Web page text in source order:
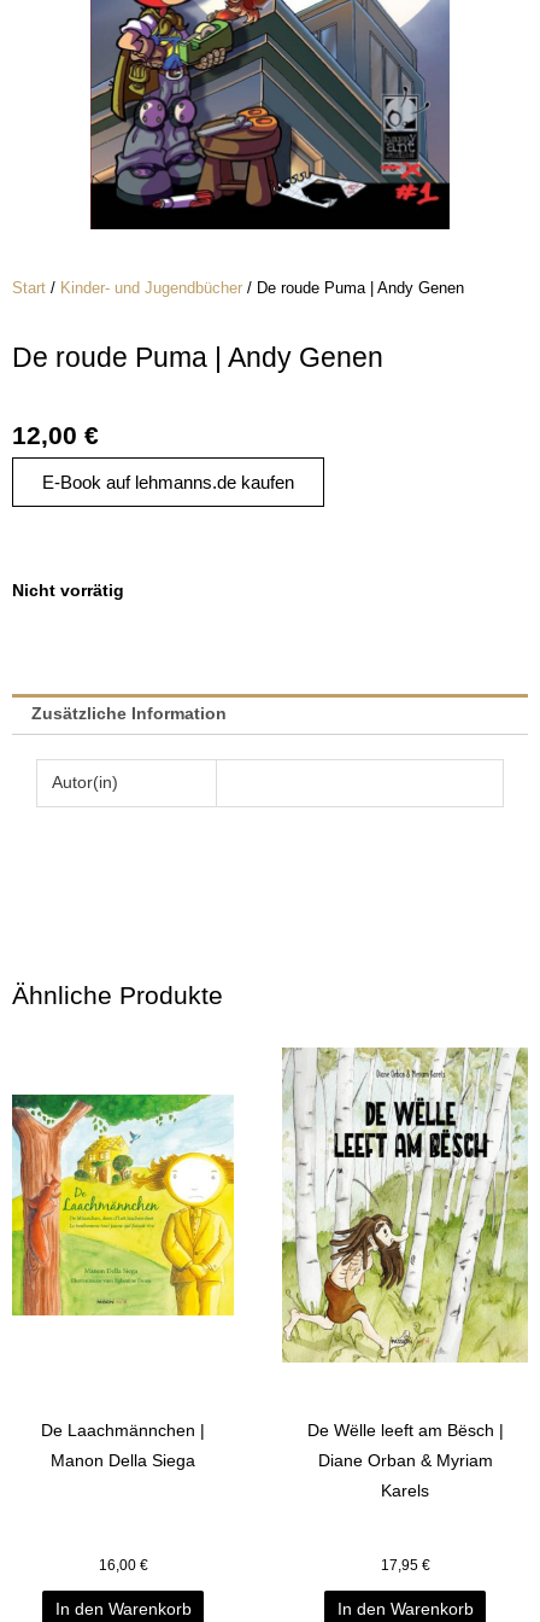
Start / Kinder- und Jugendbücher / De roude Puma | Andy Genen
De roude Puma | Andy Genen
12,00 €
E-Book auf lehmanns.de kaufen
Nicht vorrätig
Zusätzliche Information
Autor(in)
Ähnliche Produkte
De Laachmännchen |
Manon Della Siega
16,00 €
In den Warenkorb
De Wëlle leeft am Bësch |
Diane Orban & Myriam
Karels
17,95 €
In den Warenkorb